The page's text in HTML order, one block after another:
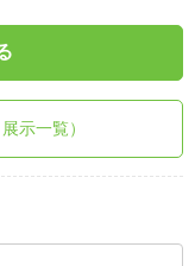
示一覧）